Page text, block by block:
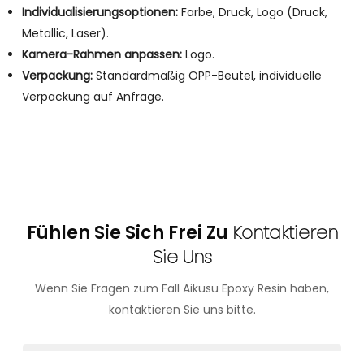
Individualisierungsoptionen:Farbe, Druck, Logo (Druck,
Metallic, Laser).
Kamera-Rahmen anpassen:Logo.
Verpackung:Standardmäßig OPP-Beutel, individuelle
Verpackung auf Anfrage.
Fühlen Sie Sich Frei Zu Kontaktieren
Sie Uns
Wenn Sie Fragen zum Fall Aikusu Epoxy Resin haben,
kontaktieren Sie uns bitte.